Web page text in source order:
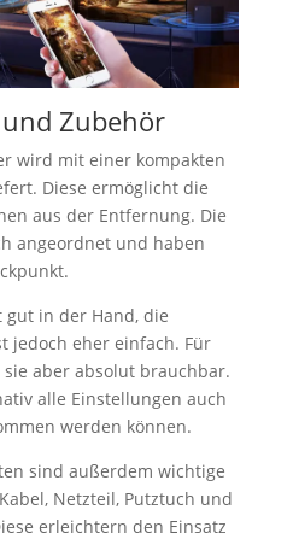
Zubehör
wird mit einer kompakten
Diese ermöglicht die
aus der Entfernung. Die
angeordnet und haben
gut in der Hand, die
jedoch eher einfach. Für
aber absolut brauchbar.
alle Einstellungen auch
werden können.
sind außerdem wichtige
Netzteil, Putztuch und
erleichtern den Einsatz